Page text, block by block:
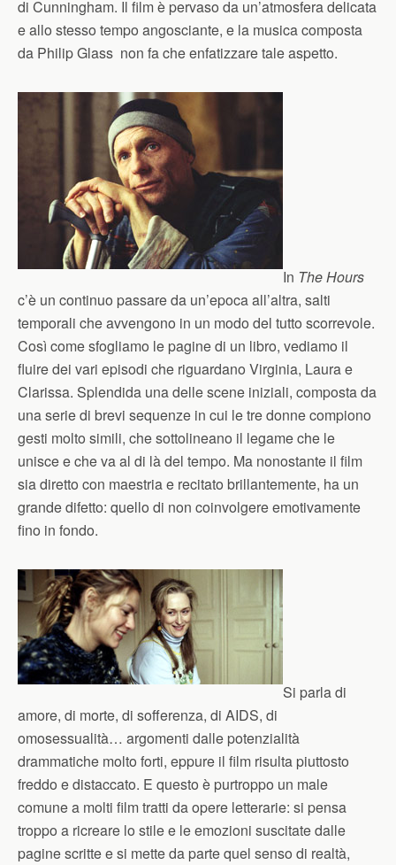
di Cunningham. Il film è pervaso da un’atmosfera delicata
e allo stesso tempo angosciante, e la musica composta
da Philip Glass non fa che enfatizzare tale aspetto.
In The Hours
c’è un continuo passare da un’epoca all’altra, salti
temporali che avvengono in un modo del tutto scorrevole.
Così come sfogliamo le pagine di un libro, vediamo il
fluire dei vari episodi che riguardano Virginia, Laura e
Clarissa. Splendida una delle scene iniziali, composta da
una serie di brevi sequenze in cui le tre donne compiono
gesti molto simili, che sottolineano il legame che le
unisce e che va al di là del tempo. Ma nonostante il film
sia diretto con maestria e recitato brillantemente, ha un
grande difetto: quello di non coinvolgere emotivamente
fino in fondo.
Si parla di
amore, di morte, di sofferenza, di AIDS, di
omosessualità… argomenti dalle potenzialità
drammatiche molto forti, eppure il film risulta piuttosto
freddo e distaccato. E questo è purtroppo un male
comune a molti film tratti da opere letterarie: si pensa
troppo a ricreare lo stile e le emozioni suscitate dalle
pagine scritte e si mette da parte quel senso di realtà,